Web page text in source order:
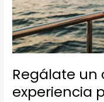
Regálate un
experiencia